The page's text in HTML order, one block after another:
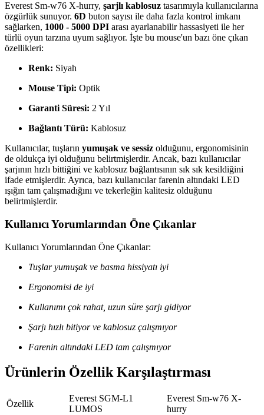
Everest Sm-w76 X-hurry, şarjlı kablosuz tasarımıyla kullanıcılarına
özgürlük sunuyor. 6D buton sayısı ile daha fazla kontrol imkanı
sağlarken, 1000 - 5000 DPI arası ayarlanabilir hassasiyeti ile her
türlü oyun tarzına uyum sağlıyor. İşte bu mouse'un bazı öne çıkan
özellikleri:
Renk: Siyah
Mouse Tipi: Optik
Garanti Süresi: 2 Yıl
Bağlantı Türü: Kablosuz
Kullanıcılar, tuşların yumuşak ve sessiz olduğunu, ergonomisinin
de oldukça iyi olduğunu belirtmişlerdir. Ancak, bazı kullanıcılar
şarjının hızlı bittiğini ve kablosuz bağlantısının sık sık kesildiğini
ifade etmişlerdir. Ayrıca, bazı kullanıcılar farenin altındaki LED
ışığın tam çalışmadığını ve tekerleğin kalitesiz olduğunu
belirtmişlerdir.
Kullanıcı Yorumlarından Öne Çıkanlar
Kullanıcı Yorumlarından Öne Çıkanlar:
Tuşlar yumuşak ve basma hissiyatı iyi
Ergonomisi de iyi
Kullanımı çok rahat, uzun süre şarjı gidiyor
Şarjı hızlı bitiyor ve kablosuz çalışmıyor
Farenin altındaki LED tam çalışmıyor
Ürünlerin Özellik Karşılaştırması
Özellik
Everest SGM-L1
LUMOS
Everest Sm-w76 X-
hurry